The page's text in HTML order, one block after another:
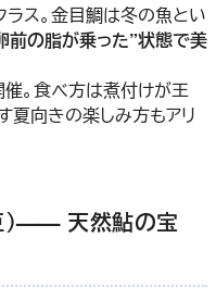
ス。金目鯛は冬の魚とい
前の脂が乗った”状態で美
催。食べ方は煮付けが王
夏向きの楽しみ方もアリ
）—— 天然鮎の宝